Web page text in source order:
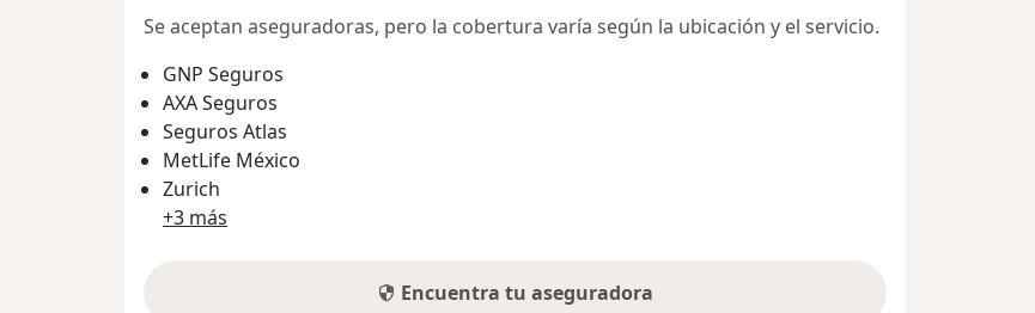
Se aceptan aseguradoras, pero la cobertura varía según la ubicación y el servicio.
GNP Seguros
AXA Seguros
Seguros Atlas
MetLife México
Zurich
+3 más
Encuentra tu aseguradora